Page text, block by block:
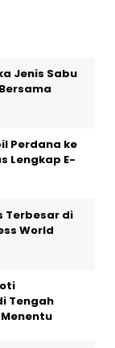
Jenis Sabu
Perdana ke
Lengkap E-
Terbesar di
World
Tengah